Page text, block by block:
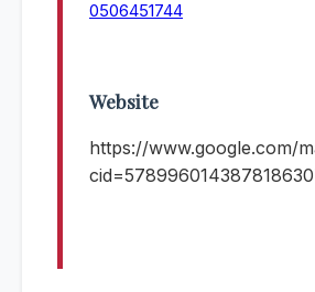
0506451744
Website
https://www.google.com/